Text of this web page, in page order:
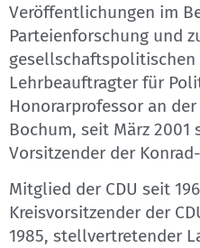
Veröffentlichungen im
Parteienforschung und
gesellschaftspolitischen
Lehrbeauftragter für
Honorarprofessor an
Bochum, seit März
Vorsitzender der
Mitglied der CDU seit
Kreisvorsitzender der
1985, stellvertretender